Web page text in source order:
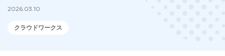
2026.03.10
クラウドワークス